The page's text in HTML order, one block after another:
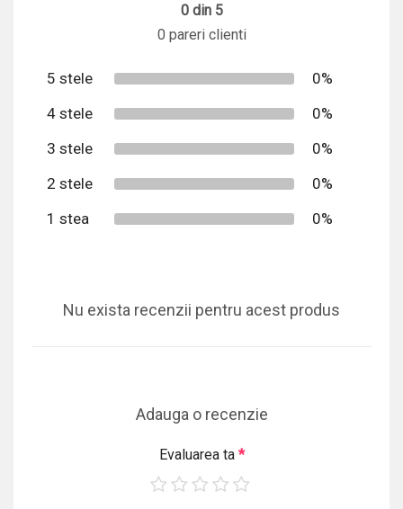
0 din 5
0 pareri clienti
5 stele
0%
4 stele
0%
3 stele
0%
2 stele
0%
1 stea
0%
Nu exista recenzii pentru acest produs
Adauga o recenzie
Evaluarea ta *